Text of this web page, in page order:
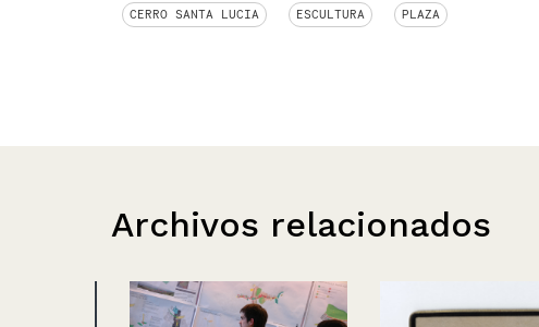
CERRO SANTA LUCIA ESCULTURA PLAZA
Archivos relacionados